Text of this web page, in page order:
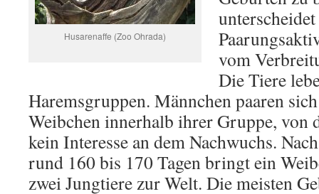
Husarenaffe (Zoo Ohrada)
vom
Die Tiere
Haremsgruppen. Männchen paaren
Weibchen innerhalb ihrer Gruppe, von
kein Interesse an dem Nachwuchs.
rund 160 bis 170 Tagen bringt ein
zwei Jungtiere zur Welt. Die meisten